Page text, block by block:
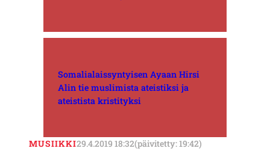
Somalialaissyntyisen Ayaan Hirsi
Alin tie muslimista ateistiksi ja
ateistista kristityksi
MUSIIKKI29.4.2019 18:32(päivitetty: 19:42)